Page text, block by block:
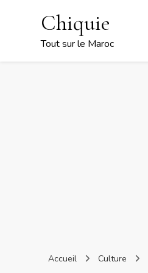
Chiquie
Tout sur le Maroc
Accueil Culture